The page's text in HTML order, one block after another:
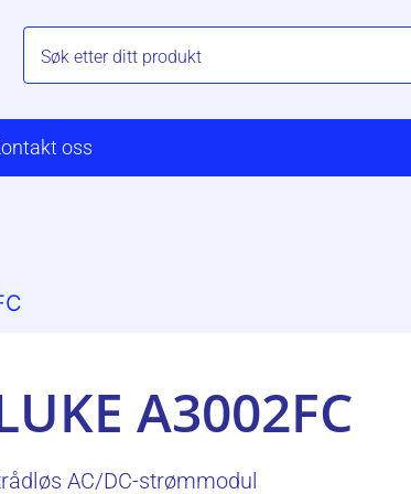
oss
A3002FC
AC/DC-strømmodul